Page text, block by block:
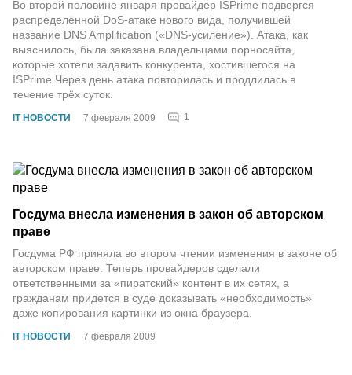
IT НОВОСТИ 7 февраля 2009 1
Во второй половине января провайдер ISPrime подвергся
распределённой DoS-атаке нового вида, получившей
название DNS Amplification («DNS-усиление»). Атака, как
выяснилось, была заказана владельцами порносайта,
которые хотели задавить конкурента, хостившегося на
ISPrime.Через день атака повторилась и продлилась в
течение трёх суток.
IT НОВОСТИ 7 февраля 2009
Госдума внесла изменения в закон об авторском
праве
Госдума РФ приняла во втором чтении изменения в законе об
авторском праве. Теперь провайдеров сделали
ответственными за «пиратский» контент в их сетях, а
гражданам придется в суде доказывать «необходимость»
даже копирования картинки из окна браузера.